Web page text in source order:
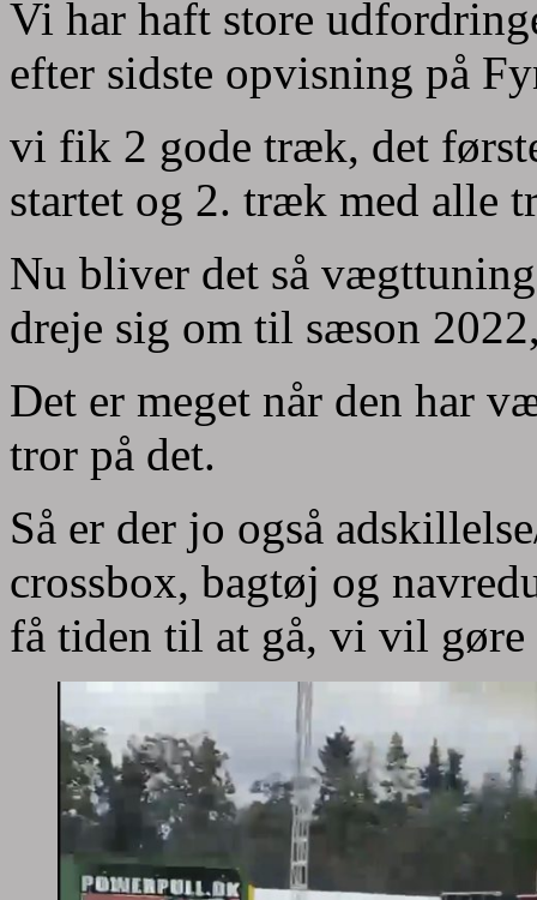
Vi har haft store
efter sidste opvisning på
vi fik 2 gode træk, det
startet og 2. træk med alle
Nu bliver det så
dreje sig om til sæson
Det er meget når den har
tror på det.
Så er der jo også
crossbox, bagtøj og
få tiden til at gå, vi vil